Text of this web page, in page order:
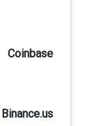
Coinbase
Binance.us